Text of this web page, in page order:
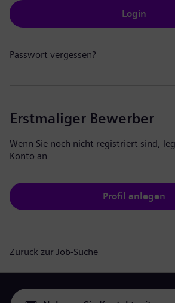
Login
Passwort vergessen?
Erstmaliger Bewerber
Wenn Sie noch nicht registriert sind,
Konto an.
Profil anlegen
Zurück zur Job-Suche